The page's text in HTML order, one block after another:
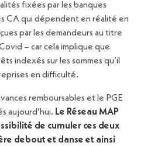
fixées par les banques
CA qui dépendent en réalité en
par les demandeurs au titre
– car cela implique que
indexés sur les sommes qu’il
en difficulté.
remboursables et le PGE
aujourd’hui. Le Réseau MAP
de cumuler ces deux
debout et danse et ainsi